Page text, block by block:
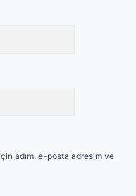
adım, e-posta adresim ve